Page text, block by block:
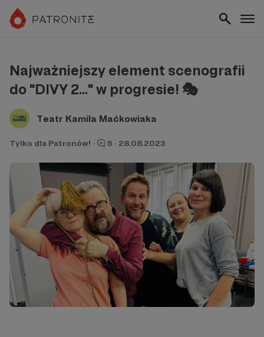
Najważniejszy element scenografii
do "DIVY 2..." w progresie! 🎭
Teatr Kamila Maćkowiaka
Tylko dla Patronów! · 5 · 28.08.2023